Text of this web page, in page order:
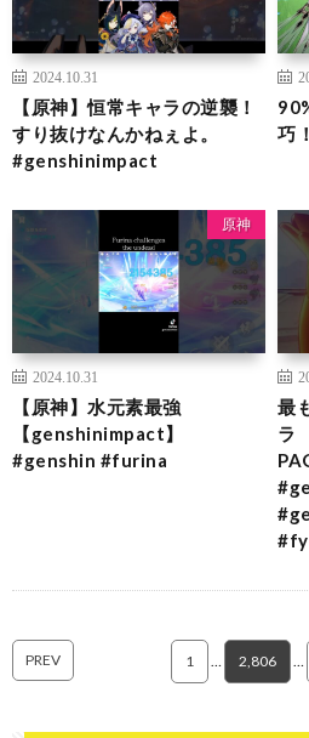
2024.10.31
【原神】恒常キャラの逆襲！
すり抜けなんかねぇよ。
#genshinimpact
巧！
原神
2024.10.31
【原神】水元素最強
【genshinimpact】
#genshin #furina
最
ラ
PREV 1 2,806